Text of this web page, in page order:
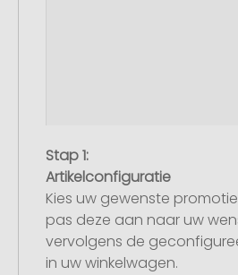
Stap 1:
Artikelconfiguratie
Kies uw gewenste
pas deze aan naar uw
vervolgens de
in uw winkelwagen.